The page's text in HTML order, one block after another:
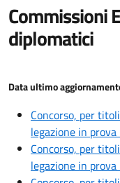
Commissioni
diplomatici
Data ultimo
Concorso, per
legazione in
Concorso, per
legazione in